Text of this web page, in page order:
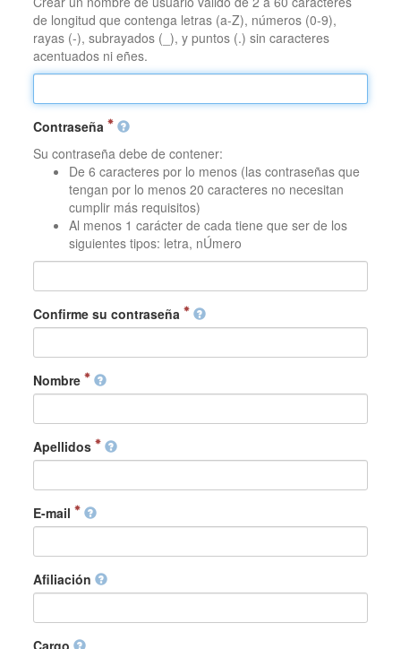
de longitud que contenga letras (a-Z), números (0-9),
rayas (-), subrayados (_), y puntos (.) sin caracteres
acentuados ni eñes.
Contraseña
Su contraseña debe de contener:
De 6 caracteres por lo menos (las contraseñas que
tengan por lo menos 20 caracteres no necesitan
cumplir más requisitos)
Al menos 1 carácter de cada tiene que ser de los
siguientes tipos: letra, nÚmero
Confirme su contraseña
Nombre
Apellidos
E-mail
Afiliación
Cargo